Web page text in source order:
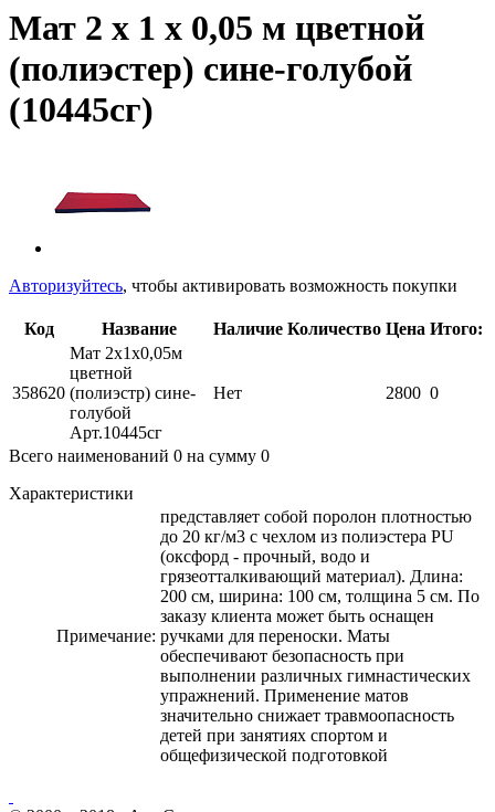
Мат 2 х 1 х 0,05 м цветной
(полиэстер) сине-голубой
(10445сг)
Авторизуйтесь, чтобы активировать возможность покупки
Код Название Наличие Количество Цена Итого:
358620
Мат 2х1х0,05м
цветной
(полиэстр) сине-
голубой
Арт.10445сг
Нет 2800 0
Всего наименований 0 на сумму 0
Характеристики
Примечание:
представляет собой поролон плотностью
до 20 кг/м3 с чехлом из полиэстера PU
(оксфорд - прочный, водо и
грязеотталкивающий материал). Длина:
200 см, ширина: 100 см, толщина 5 см. По
заказу клиента может быть оснащен
ручками для переноски. Маты
обеспечивают безопасность при
выполнении различных гимнастических
упражнений. Применение матов
значительно снижает травмоопасность
детей при занятиях спортом и
общефизической подготовкой